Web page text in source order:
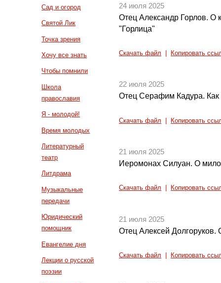
Сад и огород
Святой Лик
Точка зрения
Хочу все знать
Чтобы помнили
Школа
православия
Я - молодой!
Время молодых
Литературный
театр
Литдрама
Музыкальные
передачи
Юридический
помощник
Евангелие дня
Лекции о русской
поэзии
24 июля 2025
Отец Александр Горлов. О
"Горлица"
Скачать файл Копировать
22 июля 2025
Отец Серафим Кадура. Как
Скачать файл Копировать
21 июля 2025
Иеромонах Силуан. О
Скачать файл Копировать
21 июля 2025
Отец Алексей
Скачать файл Копировать